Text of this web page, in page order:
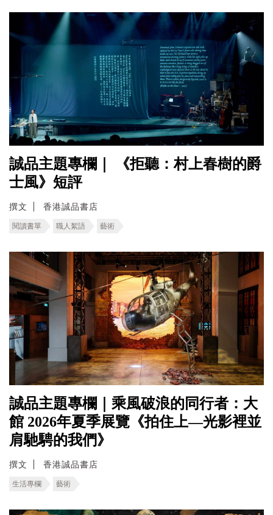
誠品主題專欄｜ 《拒聽：村上春樹的爵
士風》短評
撰文 香港誠品書店
閱讀書單 職人絮語 藝術
誠品主題專欄｜乘風破浪的同行者：大
館 2026年夏季展覽《拍住上—光影裡並
肩馳騁的我們》
撰文 香港誠品書店
生活專欄 藝術